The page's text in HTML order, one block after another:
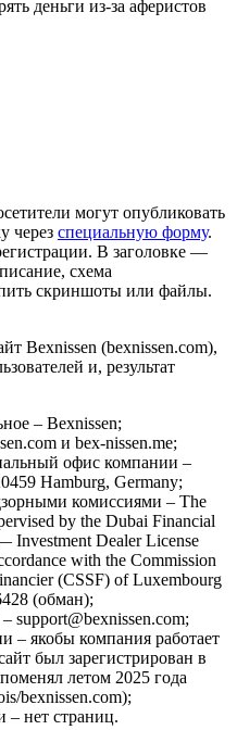
деньги из-за аферистов
могут опубликовать
через специальную форму.
В заголовке —
схема
скриншоты или файлы.
Bexnissen (bexnissen.com),
и, результат
– Bexnissen;
и bex-nissen.me;
офис компании –
Hamburg, Germany;
комиссиями – The
by the Dubai Financial
Investment Dealer License
with the Commission
(CSSF) of Luxembourg
(обман);
support@bexnissen.com;
– якобы компания работает
был зарегистрирован в
летом 2025 года
bexnissen.com);
– нет страниц.